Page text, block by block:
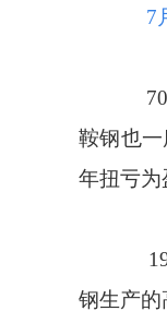
7月
70
鞍钢也
年扭亏为
钢生产